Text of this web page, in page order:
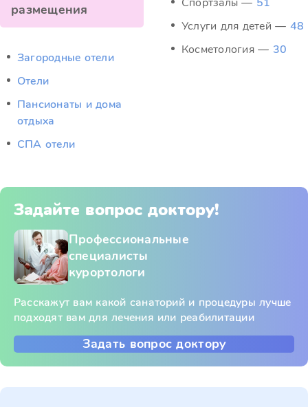
размещения
Загородные отели
Отели
Пансионаты и дома
отдыха
СПА отели
Услуги для детей — 48
Косметология — 30
Задайте вопрос доктору!
Профессиональные
специалисты
курортологи
Расскажут вам какой санаторий и процедуры лучше
подходят вам для лечения или реабилитации
Задать вопрос доктору